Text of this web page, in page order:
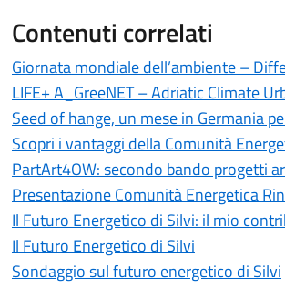
Contenuti correlati
Giornata mondiale dell’ambiente –
LIFE+ A_GreeNET – Adriatic Climate
Seed of hange, un mese in Germania
Scopri i vantaggi della Comunità
PartArt4OW: secondo bando progetti
Presentazione Comunità Energetica
Il Futuro Energetico di Silvi: il mio
Il Futuro Energetico di Silvi
Sondaggio sul futuro energetico di Silvi